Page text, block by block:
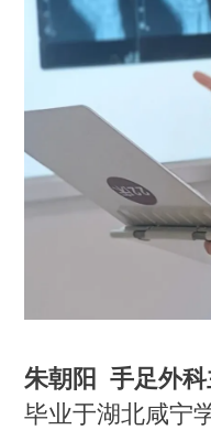
朱朝阳 手足外科
毕业于湖北咸宁